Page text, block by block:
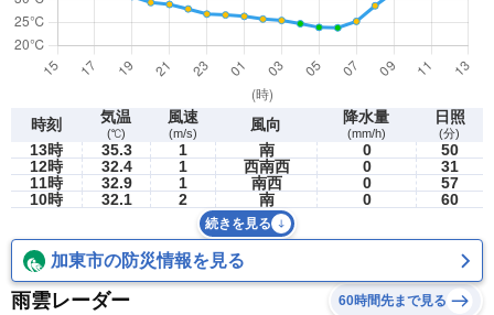
時刻 気温
(℃)
風速
(m/s) 風向 降水量
(mm/h)
日照
(分)
13時 35.3 1 南 0
50
12時
32.4 1 西南西 0
31
11時
32.9 1 南西 0
57
10時
32.1 2 南 0 60
続きを見る
加東市の防災情報を見る
雨雲レーダー 60時間先まで見る